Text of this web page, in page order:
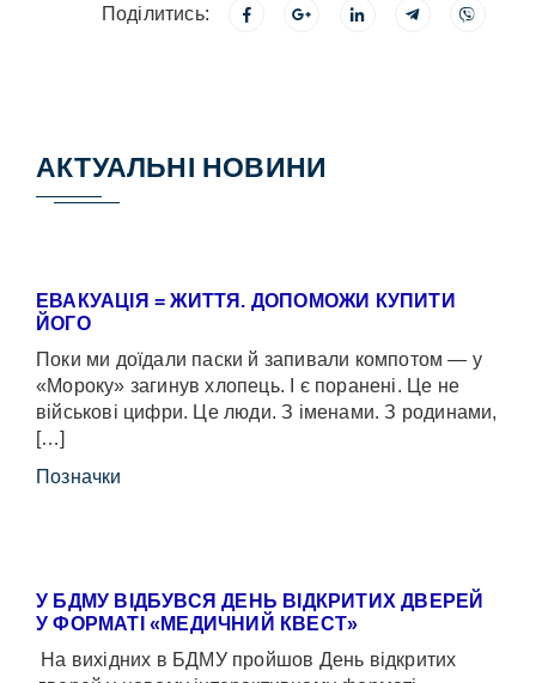
Поділитись:
АКТУАЛЬНІ НОВИНИ
ЕВАКУАЦІЯ = ЖИТТЯ. ДОПОМОЖИ КУПИТИ
ЙОГО
Поки ми доїдали паски й запивали компотом — у
«Мороку» загинув хлопець. І є поранені. Це не
військові цифри. Це люди. З іменами. З родинами,
[…]
Позначки
У БДМУ ВІДБУВСЯ ДЕНЬ ВІДКРИТИХ ДВЕРЕЙ
У ФОРМАТІ «МЕДИЧНИЙ КВЕСТ»
На вихідних в БДМУ пройшов День відкритих